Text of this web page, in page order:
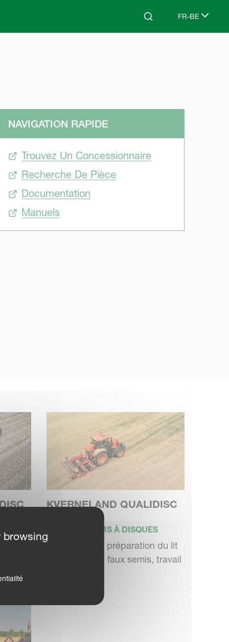
Search FR-BE
Select
NAVIGATION RAPIDE
Trouvez Un Concessionnaire
Recherche De Pièce
Documentation
Manuels
KVERNELAND QUALIDISC
DÉCHAUMEURS À DISQUES
Déchaumage, préparation du lit
de semences, faux semis, travail
browsing